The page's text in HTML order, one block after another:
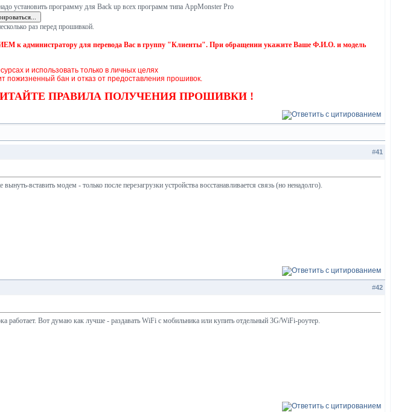
установить программу для Back up всех программ типа AppMonster Pro
раз перед прошивкой.
администратору для перевода Вас в группу "Клиенты". При обращении укажите Ваше Ф.И.О. и модель
и использовать только в личных целях
пожизненный бан и отказ от предоставления прошивок.
ПРАВИЛА ПОЛУЧЕНИЯ ПРОШИВКИ !
#41
вставить модем - только после перезагрузки устройства восстанавливается связь (но ненадолго).
#42
работает. Вот думаю как лучше - раздавать WiFi с мобильника или купить отдельный 3G/WiFi-роутер.